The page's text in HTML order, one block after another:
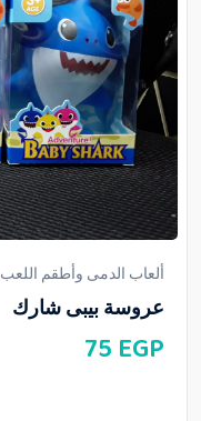
ألعاب الدمى وأطقم اللعب
عروسة بيبى شارك
75 EGP